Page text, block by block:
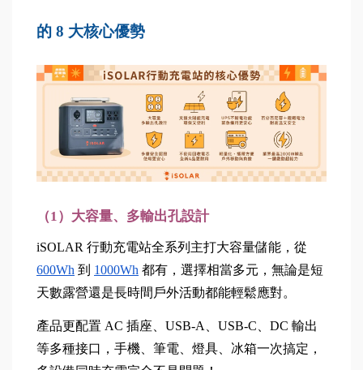
的 8 大核心優勢
（1）大容量、多輸出孔設計
600Wh 到 1000Wh 都有，選擇相當多元，無論是短
天數露營還是長時間戶外活動都能輕鬆應對。
產品更配置 AC 插座、USB-A、USB-C、DC 輸出
等多種接口，手機、筆電、燈具、冰箱一次搞定，